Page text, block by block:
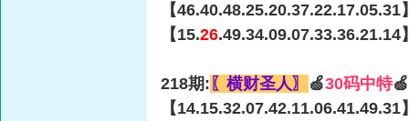
【46.40.48.25.20.37.22.17.05.31
【15.26.49.34.09.07.33.36.21.14
218期: 〖横财圣人〗 🍏30码中特
【14.15.32.07.42.11.06.41.49.31